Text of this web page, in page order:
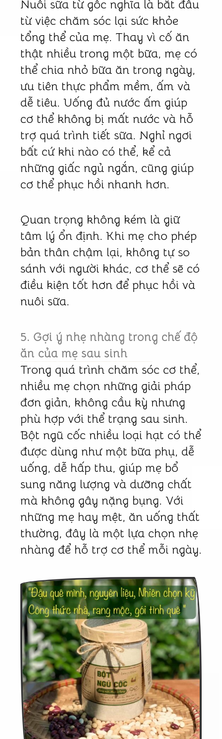
Nuôi sữa từ gốc nghĩa là bắt đầu
từ việc chăm sóc lại sức khỏe
tổng thể của mẹ. Thay vì cố ăn
thật nhiều trong một bữa, mẹ có
thể chia nhỏ bữa ăn trong ngày,
ưu tiên thực phẩm mềm, ấm và
dễ tiêu. Uống đủ nước ấm giúp
cơ thể không bị mất nước và hỗ
trợ quá trình tiết sữa. Nghỉ ngơi
bất cứ khi nào có thể, kể cả
những giấc ngủ ngắn, cũng giúp
cơ thể phục hồi nhanh hơn.
Quan trọng không kém là giữ
tâm lý ổn định. Khi mẹ cho phép
bản thân chậm lại, không tự so
sánh với người khác, cơ thể sẽ có
điều kiện tốt hơn để phục hồi và
nuôi sữa.
5. Gợi ý nhẹ nhàng trong chế độ
ăn của mẹ sau sinh
Trong quá trình chăm sóc cơ thể,
nhiều mẹ chọn những giải pháp
đơn giản, không cầu kỳ nhưng
phù hợp với thể trạng sau sinh.
Bột ngũ cốc nhiều loại hạt có thể
được dùng như một bữa phụ, dễ
uống, dễ hấp thu, giúp mẹ bổ
sung năng lượng và dưỡng chất
mà không gây nặng bụng. Với
những mẹ hay mệt, ăn uống thất
thường, đây là một lựa chọn nhẹ
nhàng để hỗ trợ cơ thể mỗi ngày.